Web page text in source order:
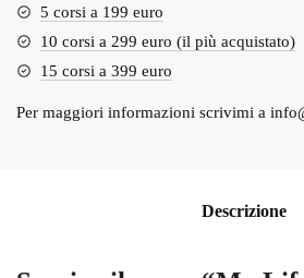
5 corsi a 199 euro
10 corsi a 299 euro (il più acquistato)
15 corsi a 399 euro
Per maggiori informazioni scrivimi a
Descrizione